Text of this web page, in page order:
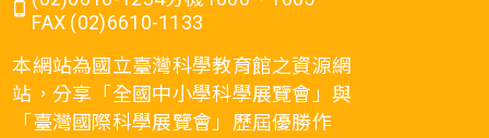
FAX (02)6610-1133
本網站為國立臺灣科學教育館之資源網
站，分享「全國中小學科學展覽會」與
「臺灣國際科學展覽會」歷屆優勝作